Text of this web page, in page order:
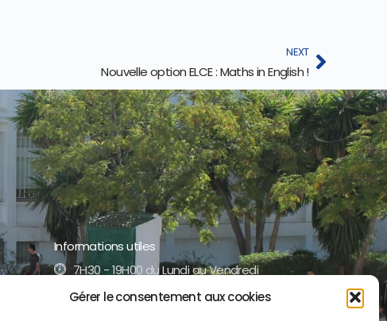
Gérer le consentement aux cookies
NEXT
Nouvelle option ELCE : Maths in English !
Informations utiles
7H30 - 19H00 du Lundi au Vendredi
+212 5 35 52 17 51 /52